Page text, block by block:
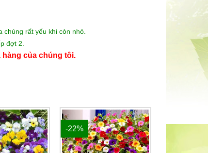
rất yếu khi còn nhỏ.
đợt 2.
hàng của chúng tôi.
-22%